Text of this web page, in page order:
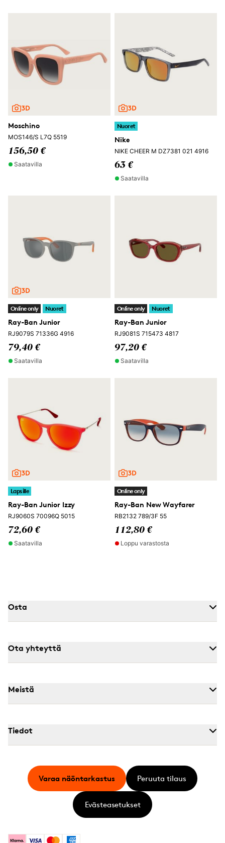
Moschino
MOS146/S L7Q 5519
156,50 €
Saatavilla
Nuoret
Nike
NIKE CHEER M DZ7381 021 4916
63 €
Saatavilla
Online only Nuoret
Ray-Ban Junior
RJ9079S 71336G 4916
79,40 €
Saatavilla
Online only Nuoret
Ray-Ban Junior
RJ9081S 715473 4817
97,20 €
Saatavilla
Lapsille
Ray-Ban Junior Izzy
RJ9060S 70096Q 5015
72,60 €
Saatavilla
Online only
Ray-Ban New Wayfarer
RB2132 789/3F 55
112,80 €
Loppu varastosta
Osta
Ota yhteyttä
Meistä
Tiedot
KlarnaVisa MastercardAmerican Express
Varaa näöntarkastus Peruuta tilaus
Evästeasetukset